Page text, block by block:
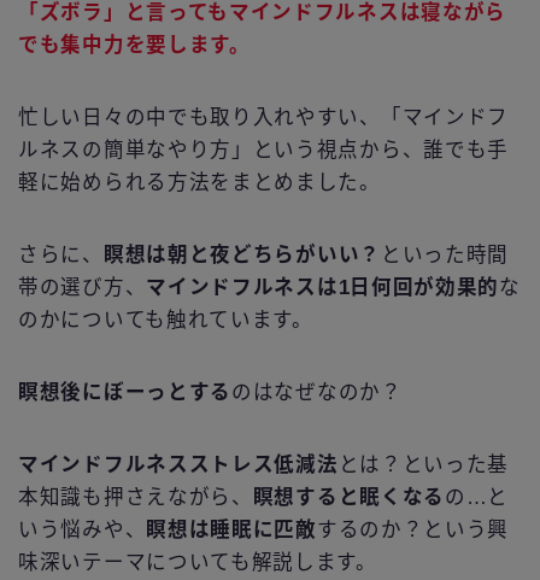
「ズボラ」と言ってもマインドフルネスは寝ながら
でも集中力を要します。
忙しい日々の中でも取り入れやすい、「マインドフ
ルネスの簡単なやり方」という視点から、誰でも手
軽に始められる方法をまとめました。
さらに、 瞑想は朝と夜どちらがいい？ といった時間
帯の選び方、 マインドフルネスは1日何回が効果的な
のかについても触れています。
瞑想後にぼーっとする のはなぜなのか？
マインドフルネスストレス低減法 とは？といった基
本知識も押さえながら、
瞑想すると眠くなる の…と
いう悩みや、
瞑想は睡眠に匹敵するのか？という興
味深いテーマについても解説します。